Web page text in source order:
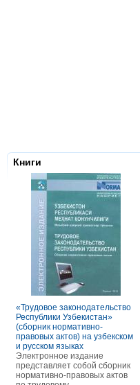
Книги
«Трудовое законодательство
Республики Узбекистан»
(сборник нормативно-
правовых актов) на узбекском
и русском языках
Электронное издание
представляет собой сборник
нормативно-правовых актов